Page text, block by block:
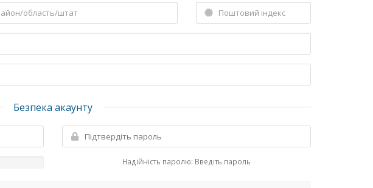
Безпека акаунту
Надійність паролю: Введіть пароль